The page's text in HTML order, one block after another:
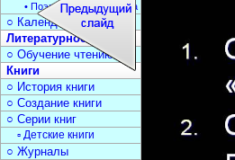
• Поэзия Серебрян. века
○ Календарь дат
Литературное чтение
○ Обучение чтению
Книги
○ История книги
○ Создание книги
○ Серии книг
▫ Детские книги
○ Журналы